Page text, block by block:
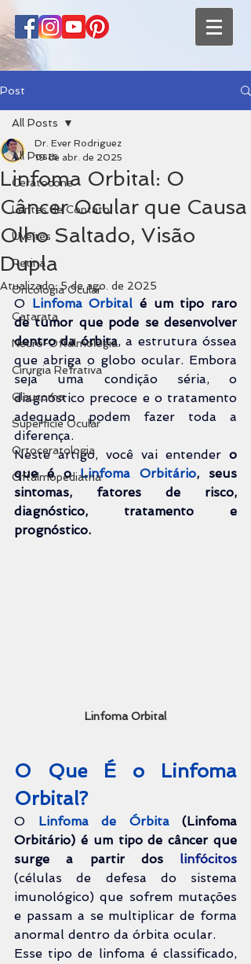
Post
All Posts
Ceratocone
Lentes de Contato
Uveítes
Retina
Oncologia Ocular
Catarata
Neuro-Oftalmologia
Cirurgia Refrativa
Glaucoma
Superfície Ocular
Ortoceratologia
Oftalmopediatria
All Posts
Linfoma Orbital: O
Câncer Ocular que Causa
Olho Saltado, Visão
Dupla
Dr. Ever Rodriguez
19 de abr. de 2025
Atualizado:5 de ago. de 2025
O Linfoma Orbital é um tipo raro
de tumor que pode se desenvolver
dentro da órbita, a estrutura óssea
que abriga o globo ocular. Embora
seja uma condição séria, o
diagnóstico precoce e o tratamento
adequado podem fazer toda a
diferença.
Neste artigo, você vai entender o
que é o Linfoma Orbitário, seus
sintomas, fatores de risco,
diagnóstico, tratamento e
prognóstico.
Linfoma Orbital
O Que É o Linfoma
Orbital?
O Linfoma de Órbita (Linfoma
Orbitário) é um tipo de câncer que
surge a partir dos linfócitos
(células de defesa do sistema
imunológico) que sofrem mutações
e passam a se multiplicar de forma
anormal dentro da órbita ocular.
Esse tipo de linfoma é classificado,